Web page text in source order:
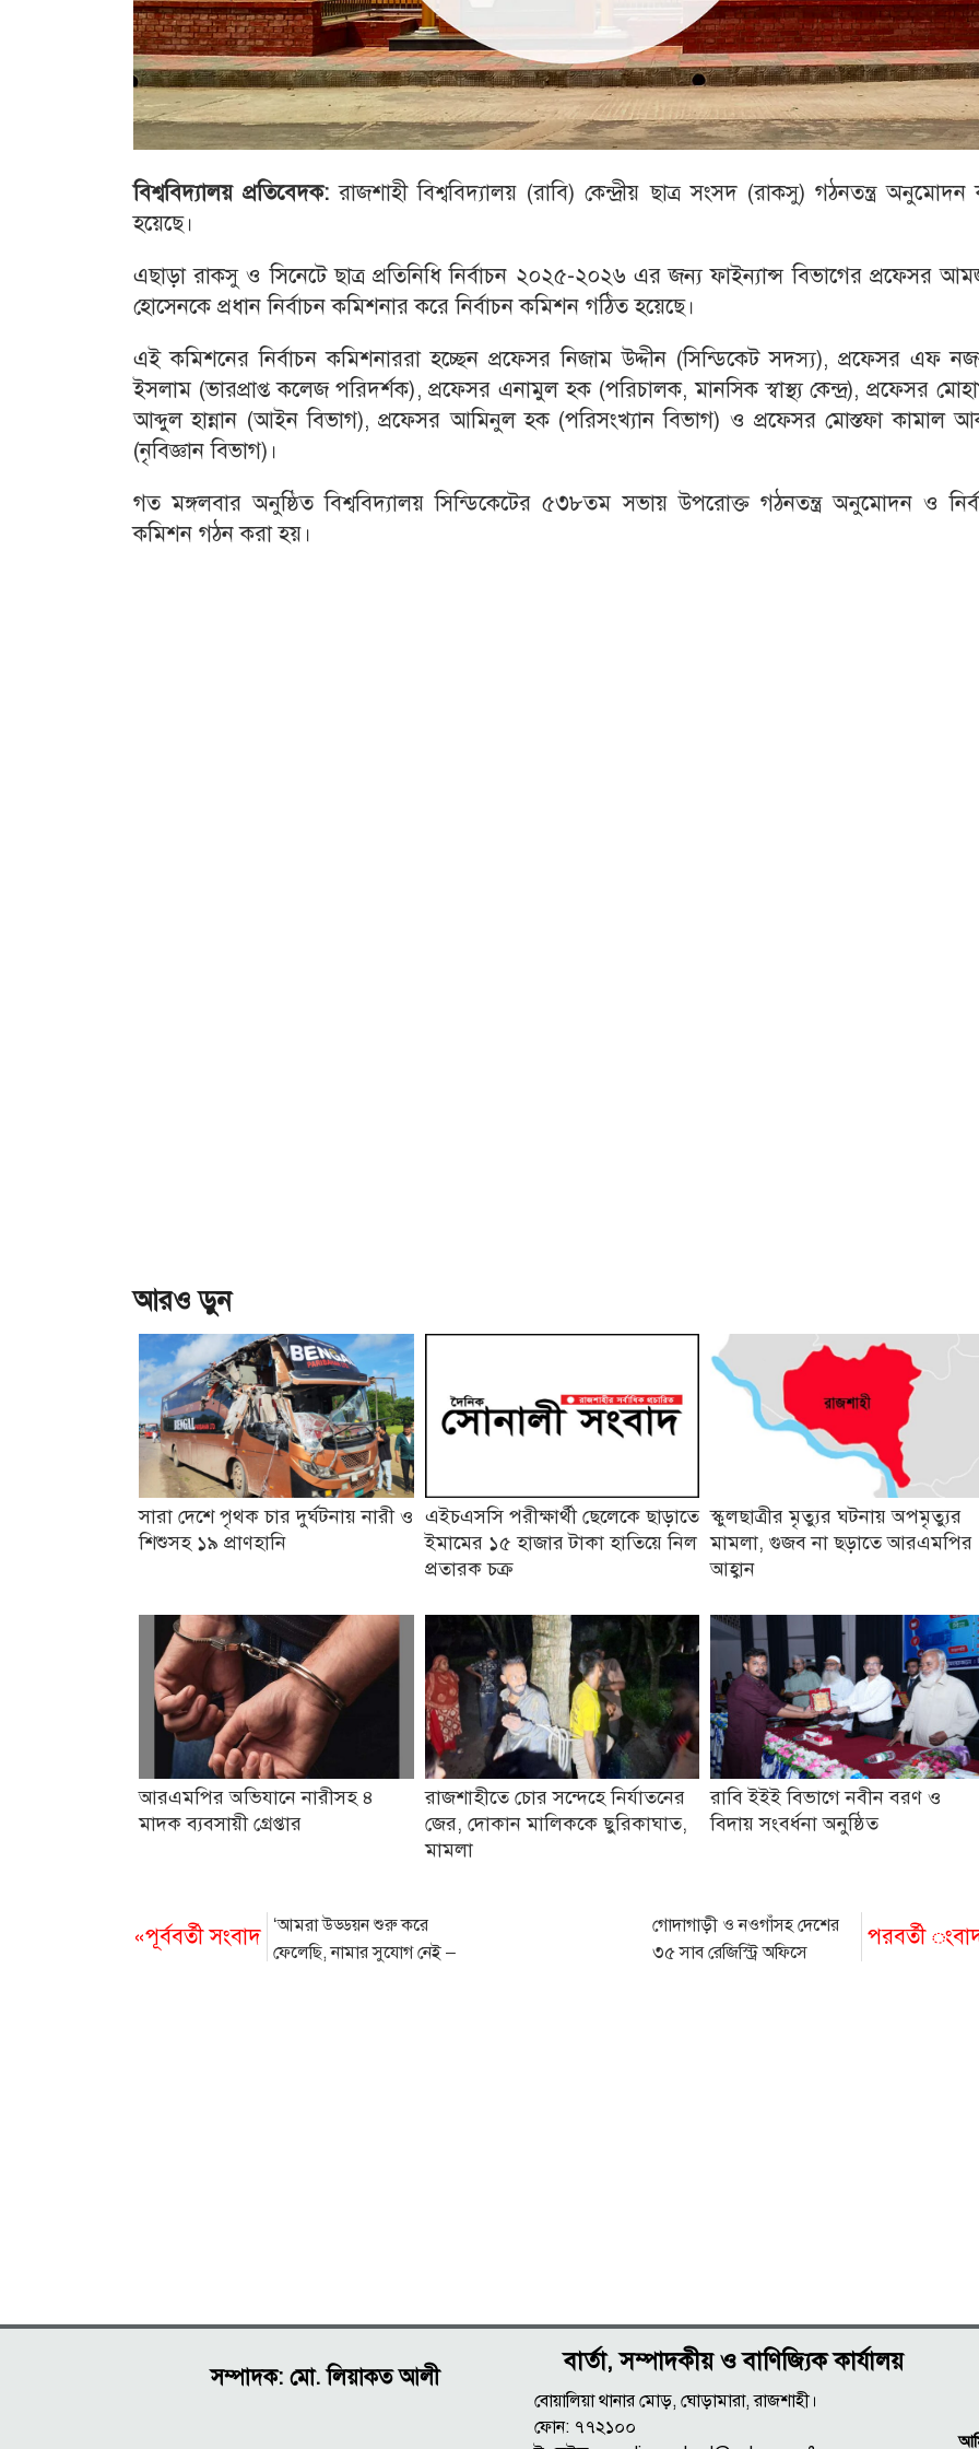
বিশ্ববিদ্যালয় প্রতিবেদক: রাজশাহী বিশ্ববিদ্যালয় (রাবি) কেন্দ্রীয় ছাত্র সংসদ (রাকসু) গঠনতন্ত্র অনুমোদন
হয়েছে।
এছাড়া রাকসু ও সিনেটে ছাত্র প্রতিনিধি নির্বাচন ২০২৫-২০২৬ এর জন্য ফাইন্যান্স বিভাগের প্রফেসর
হোসেনকে প্রধান নির্বাচন কমিশনার করে নির্বাচন কমিশন গঠিত হয়েছে।
এই কমিশনের নির্বাচন কমিশনাররা হচ্ছেন প্রফেসর নিজাম উদ্দীন (সিন্ডিকেট সদস্য), প্রফেসর এফ
ইসলাম (ভারপ্রাপ্ত কলেজ পরিদর্শক), প্রফেসর এনামুল হক (পরিচালক, মানসিক স্বাস্থ্য কেন্দ্র), প্রফেসর
আব্দুল হান্নান (আইন বিভাগ), প্রফেসর আমিনুল হক (পরিসংখ্যান বিভাগ) ও প্রফেসর মোস্তফা কামাল
(নৃবিজ্ঞান বিভাগ)।
গত মঙ্গলবার অনুষ্ঠিত বিশ্ববিদ্যালয় সিন্ডিকেটের ৫৩৮তম সভায় উপরোক্ত গঠনতন্ত্র অনুমোদন ও
কমিশন গঠন করা হয়।
আরও ড়ুন
সারা দেশে পৃথক চার দুর্ঘটনায় নারী ও
শিশুসহ ১৯ প্রাণহানি
এইচএসসি পরীক্ষার্থী ছেলেকে ছাড়াতে
ইমামের ১৫ হাজার টাকা হাতিয়ে নিল
প্রতারক চক্র
স্কুলছাত্রীর মৃত্যুর ঘটনায় অপমৃত্যুর
মামলা, গুজব না ছড়াতে আরএমপির
আহ্বান
আরএমপির অভিযানে নারীসহ ৪
মাদক ব্যবসায়ী গ্রেপ্তার
রাজশাহীতে চোর সন্দেহে নির্যাতনের
জের, দোকান মালিককে ছুরিকাঘাত,
মামলা
রাবি ইইই বিভাগে নবীন বরণ ও
বিদায় সংবর্ধনা অনুষ্ঠিত
«পূর্ববর্তী সংবাদ ‘আমরা উড্ডয়ন শুরু করে
ফেলেছি, নামার সুযোগ নেই –
পরবর্তী
গোদাগাড়ী ও নওগাঁসহ দেশের
৩৫ সাব রেজিস্ট্রি অফিসে
সম্পাদক: মো. লিয়াকত আলী
বার্তা, সম্পাদকীয় ও বাণিজ্যিক কার্যালয়
বোয়ালিয়া থানার মোড়, ঘোড়ামারা, রাজশাহী।
ফোন: ৭৭২১০০